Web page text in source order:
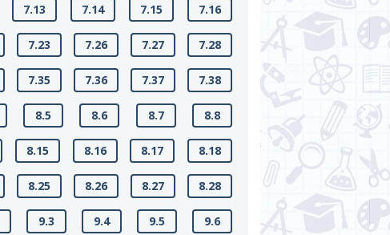
7.13 7.14 7.15 7.16
7.23 7.26 7.27 7.28
7.35 7.36 7.37 7.38
8.5 8.6 8.7 8.8
8.15 8.16 8.17 8.18
8.25 8.26 8.27 8.28
9.3 9.4 9.5 9.6